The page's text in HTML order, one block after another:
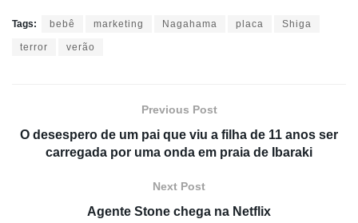
Tags: bebê marketing Nagahama placa Shiga
terror verão
Previous Post
O desespero de um pai que viu a filha de 11 anos ser
carregada por uma onda em praia de Ibaraki
Next Post
Agente Stone chega na Netflix